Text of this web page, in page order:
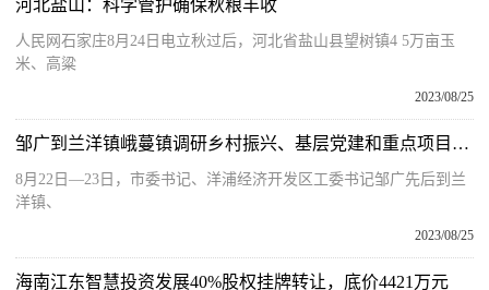
河北盐山：科学管护确保秋粮丰收
人民网石家庄8月24日电立秋过后，河北省盐山县望树镇4 5万亩玉
米、高粱
2023/08/25
邹广到兰洋镇峨蔓镇调研乡村振兴、基层党建和重点项目建设等工作
8月22日—23日，市委书记、洋浦经济开发区工委书记邹广先后到兰
洋镇、
2023/08/25
海南江东智慧投资发展40%股权挂牌转让，底价4421万元